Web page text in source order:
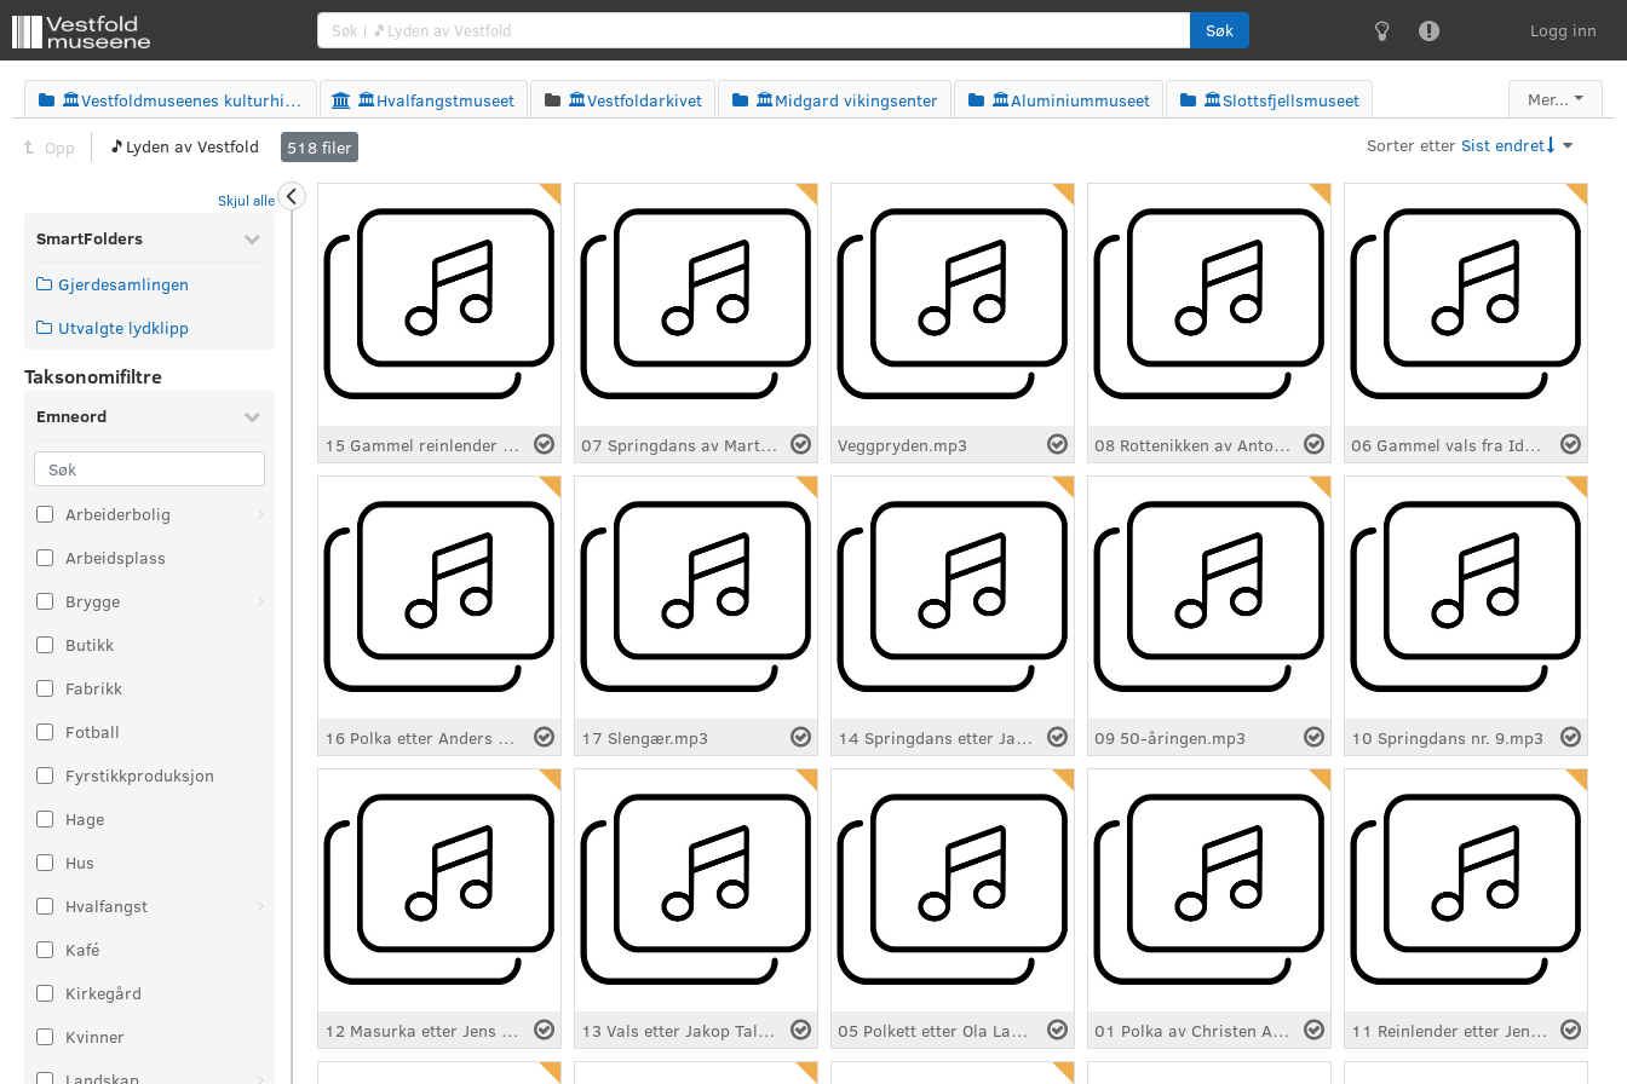
Søk   Logg inn
 🏛️Vestfoldmuseenes kulturhistoriske bilder  🏛️Hvalfangstmuseet  🏛️Vestfoldarkivet  🏛️Midgard vikingsenter  🏛️Aluminiummuseet  🏛️Slottsfjellsmuseet Mer...
Opp 🎵Lyden av Vestfold 518 filer Sorter etter Sist endret
Skjul alle
SmartFolders
Gjerdesamlingen
Utvalgte lydklipp
Taksonomifiltre
Emneord
Arbeiderbolig
Arbeidsplass
Brygge
Butikk
Fabrikk
Fotball
Fyrstikkproduksjon
Hage
Hus
Hvalfangst
Kafé
Kirkegård
Kvinner
Landskap
15 Gammel reinlender fra Idd.mp3 07 Springdans av Martin Kjeldsen Kalleberg.mp3 Veggpryden.mp3 08 Rottenikken av Anton Svendsen.mp3 06 Gammel vals fra Idd.mp3
16 Polka etter Anders Christian Larsen.mp3 17 Slengær.mp3 14 Springdans etter Jacob Svendsen.mp3 09 50-åringen.mp3 10 Springdans nr. 9.mp3
12 Masurka etter Jens Torp.mp3 13 Vals etter Jakop Tallakstad.mp3 05 Polkett etter Ola Landbrekke.mp3 01 Polka av Christen Andersen.mp3 11 Reinlender etter Jens Fagerli.mp3